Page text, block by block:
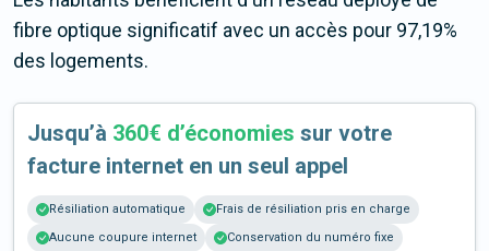
fibre optique significatif avec un accès pour 97,19%
des logements.
Jusqu’à 360€ d’économies sur votre
facture internet en un seul appel
Résiliation automatique
Frais de résiliation pris en charge
Aucune coupure internet
Conservation du numéro fixe